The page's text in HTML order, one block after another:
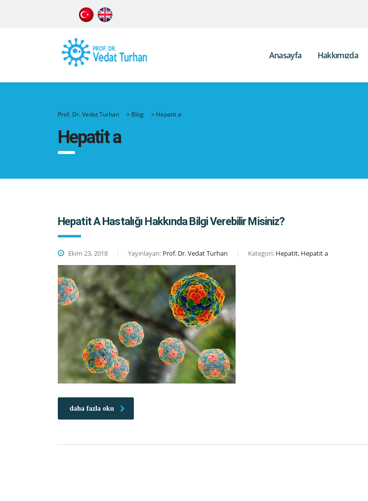
Anasayfa Hakkımızda
Prof. Dr. Vedat Turhan > Blog > Hepatit a
Hepatit a
Hepatit A Hastalığı Hakkında Bilgi Verebilir Misiniz?
Ekim 23, 2018 Yayınlayan: Prof. Dr. Vedat Turhan Kategori: Hepatit, Hepatit a
daha fazla oku